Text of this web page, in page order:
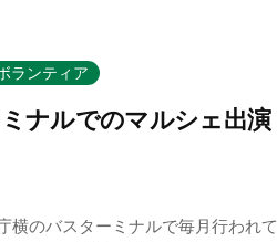
ランティア
ナルでのマルシェ出演
横のバスターミナルで毎月行われて